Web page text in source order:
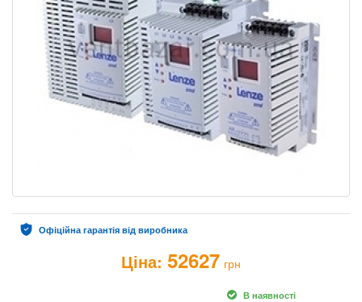
Офіційна гарантія від виробника
Ціна: 52627 грн
В наявності